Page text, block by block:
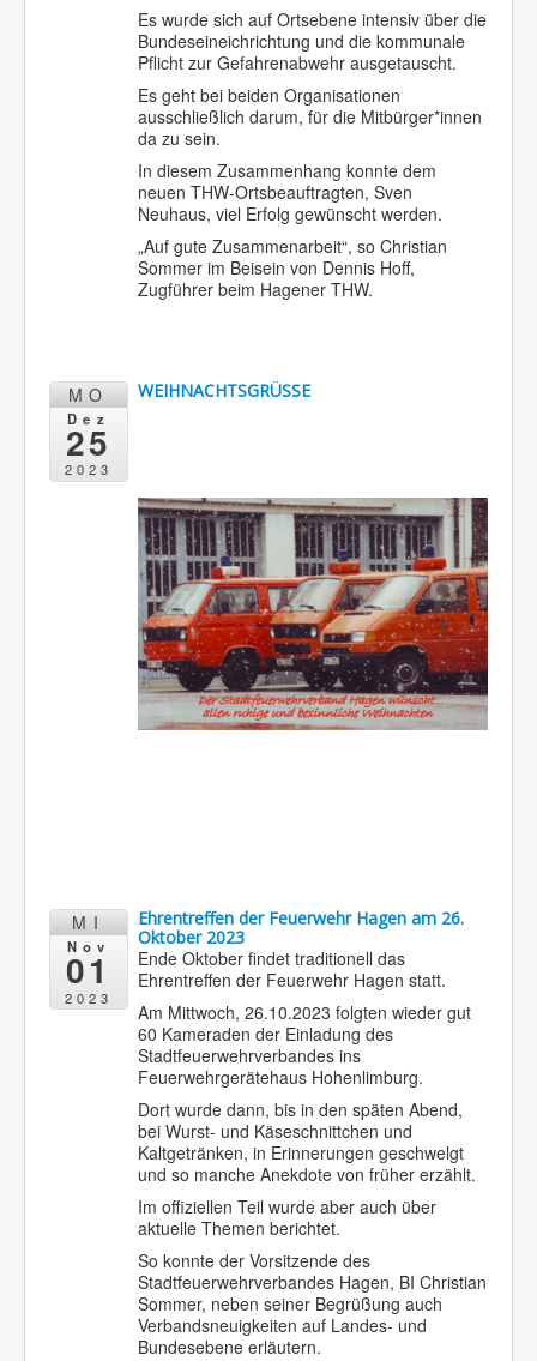
Es wurde sich auf Ortsebene intensiv über die
Bundeseineichrichtung und die kommunale
Pflicht zur Gefahrenabwehr ausgetauscht.
Es geht bei beiden Organisationen
ausschließlich darum, für die Mitbürger*innen
da zu sein.
In diesem Zusammenhang konnte dem
neuen THW-Ortsbeauftragten, Sven
Neuhaus, viel Erfolg gewünscht werden.
„Auf gute Zusammenarbeit“, so Christian
Sommer im Beisein von Dennis Hoff,
Zugführer beim Hagener THW.
MO
Dez
25
2023
WEIHNACHTSGRÜSSE
MI
Nov
01
2023
Ehrentreffen der Feuerwehr Hagen am 26.
Oktober 2023
Ende Oktober findet traditionell das
Ehrentreffen der Feuerwehr Hagen statt.
Am Mittwoch, 26.10.2023 folgten wieder gut
60 Kameraden der Einladung des
Stadtfeuerwehrverbandes ins
Feuerwehrgerätehaus Hohenlimburg.
Dort wurde dann, bis in den späten Abend,
bei Wurst- und Käseschnittchen und
Kaltgetränken, in Erinnerungen geschwelgt
und so manche Anekdote von früher erzählt.
Im offiziellen Teil wurde aber auch über
aktuelle Themen berichtet.
So konnte der Vorsitzende des
Stadtfeuerwehrverbandes Hagen, BI Christian
Sommer, neben seiner Begrüßung auch
Verbandsneuigkeiten auf Landes- und
Bundesebene erläutern.